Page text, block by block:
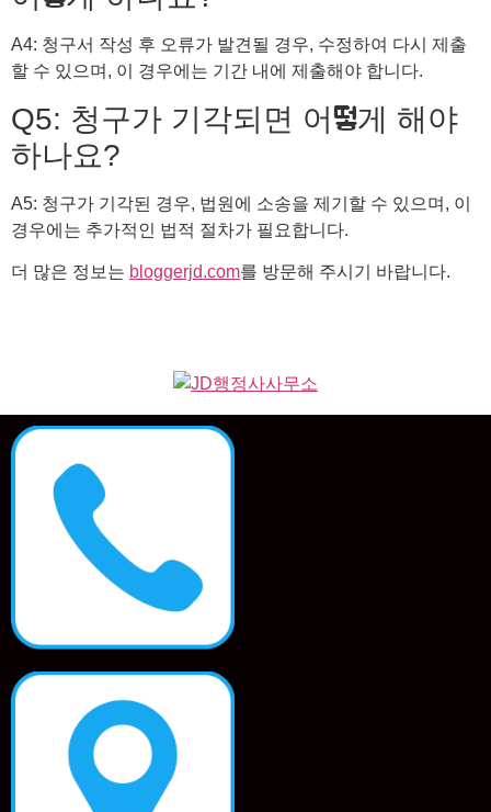
A4: 청구서 작성 후 오류가 발견될 경우, 수정하여 다시 제출
할 수 있으며, 이 경우에는 기간 내에 제출해야 합니다.
Q5: 청구가 기각되면 어떻게 해야
하나요?
A5: 청구가 기각된 경우, 법원에 소송을 제기할 수 있으며, 이
경우에는 추가적인 법적 절차가 필요합니다.
더 많은 정보는 bloggerjd.com를 방문해 주시기 바랍니다.